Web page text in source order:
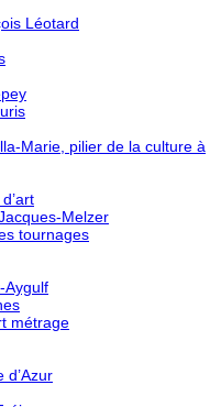
Léotard
Marie, pilier de la culture à
Melzer
tournages
Aygulf
métrage
d’Azur